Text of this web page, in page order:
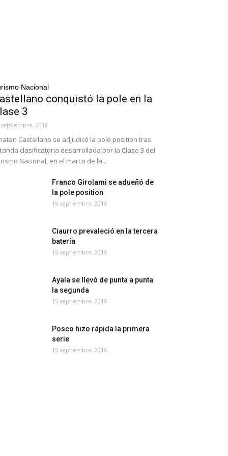
Nacional
conquistó la pole en la
3
septiembre, 2018
Castellano se adjudicó la pole position tras
clasificatoria desarrollada por la Clase 3 del
Nacional, en el marco de la...
Franco Girolami se adueñó de
la pole position
15 septiembre, 2018
Ciaurro prevaleció en la tercera
batería
15 septiembre, 2018
Ayala se llevó de punta a punta
la segunda
15 septiembre, 2018
Posco hizo rápida la primera
serie
15 septiembre, 2018